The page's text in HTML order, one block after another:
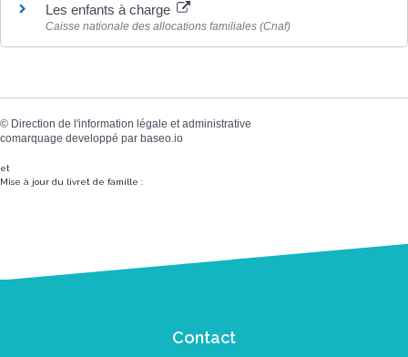
Les enfants à charge
Caisse nationale des allocations familiales (Cnaf)
© Direction de l'information légale et administrative
comarquage developpé par baseo.io
et
Mise à jour du livret de famille :
Contact